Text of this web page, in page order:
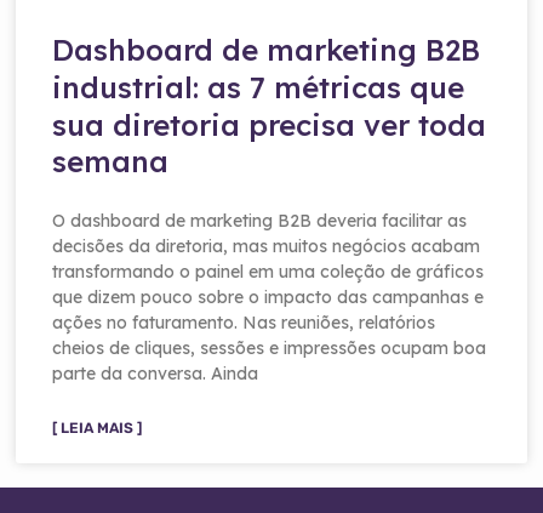
Dashboard de marketing B2B
industrial: as 7 métricas que
sua diretoria precisa ver toda
semana
O dashboard de marketing B2B deveria facilitar as
decisões da diretoria, mas muitos negócios acabam
transformando o painel em uma coleção de gráficos
que dizem pouco sobre o impacto das campanhas e
ações no faturamento. Nas reuniões, relatórios
cheios de cliques, sessões e impressões ocupam boa
parte da conversa. Ainda
[ LEIA MAIS ]